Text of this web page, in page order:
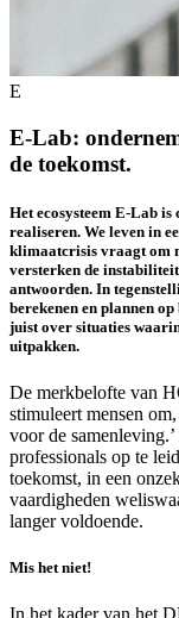
E
E-Lab:
de toekomst.
Het ecosysteem E-Lab
realiseren. We leven in
klimaatcrisis vraagt om
versterken de
antwoorden. In
berekenen en plannen
juist over situaties
uitpakken.
De merkbelofte van
stimuleert mensen
voor de
professionals op te
toekomst, in een
vaardigheden
langer voldoende.
Mis het niet!